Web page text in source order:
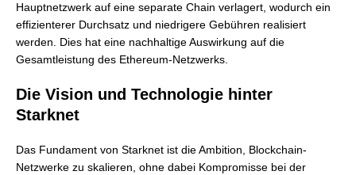
Hauptnetzwerk auf eine separate Chain verlagert, wodurch ein
effizienterer Durchsatz und niedrigere Gebühren realisiert
werden. Dies hat eine nachhaltige Auswirkung auf die
Gesamtleistung des Ethereum-Netzwerks.
Die Vision und Technologie hinter
Starknet
Das Fundament von Starknet ist die Ambition, Blockchain-
Netzwerke zu skalieren, ohne dabei Kompromisse bei der